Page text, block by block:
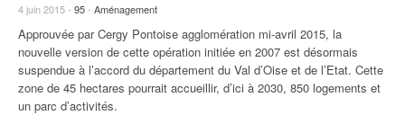
4 juin 2015 - 95- Aménagement
Approuvée par Cergy Pontoise agglomération mi-avril 2015, la
nouvelle version de cette opération initiée en 2007 est désormais
suspendue à l’accord du département du Val d’Oise et de l’Etat. Cette
zone de 45 hectares pourrait accueillir, d’ici à 2030, 850 logements et
un parc d’activités.